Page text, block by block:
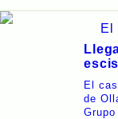
El
El
de
Grupo